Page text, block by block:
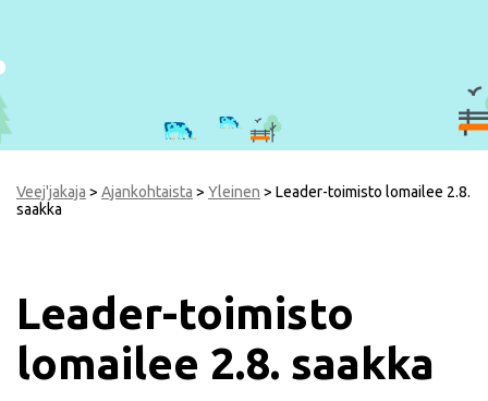
Veej'jakaja > Ajankohtaista > Yleinen > Leader-toimisto lomailee 2.8.
saakka
Leader-toimisto
lomailee 2.8. saakka